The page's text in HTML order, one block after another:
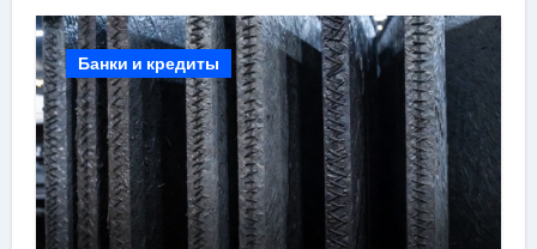
Банки и кредиты